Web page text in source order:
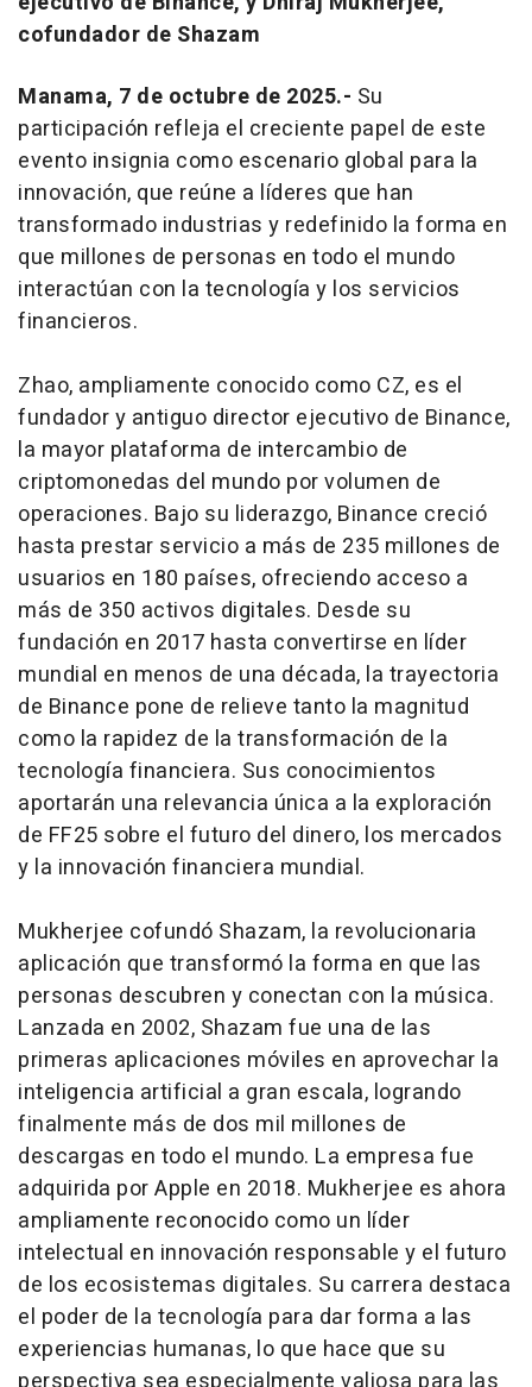
cofundador de Shazam
Manama, 7 de octubre de 2025.- Su
participación refleja el creciente papel de este
evento insignia como escenario global para la
innovación, que reúne a líderes que han
transformado industrias y redefinido la forma en
que millones de personas en todo el mundo
interactúan con la tecnología y los servicios
financieros.
Zhao, ampliamente conocido como CZ, es el
fundador y antiguo director ejecutivo de Binance,
la mayor plataforma de intercambio de
criptomonedas del mundo por volumen de
operaciones. Bajo su liderazgo, Binance creció
hasta prestar servicio a más de 235 millones de
usuarios en 180 países, ofreciendo acceso a
más de 350 activos digitales. Desde su
fundación en 2017 hasta convertirse en líder
mundial en menos de una década, la trayectoria
de Binance pone de relieve tanto la magnitud
como la rapidez de la transformación de la
tecnología financiera. Sus conocimientos
aportarán una relevancia única a la exploración
de FF25 sobre el futuro del dinero, los mercados
y la innovación financiera mundial.
Mukherjee cofundó Shazam, la revolucionaria
aplicación que transformó la forma en que las
personas descubren y conectan con la música.
Lanzada en 2002, Shazam fue una de las
primeras aplicaciones móviles en aprovechar la
inteligencia artificial a gran escala, logrando
finalmente más de dos mil millones de
descargas en todo el mundo. La empresa fue
adquirida por Apple en 2018. Mukherjee es ahora
ampliamente reconocido como un líder
intelectual en innovación responsable y el futuro
de los ecosistemas digitales. Su carrera destaca
el poder de la tecnología para dar forma a las
experiencias humanas, lo que hace que su